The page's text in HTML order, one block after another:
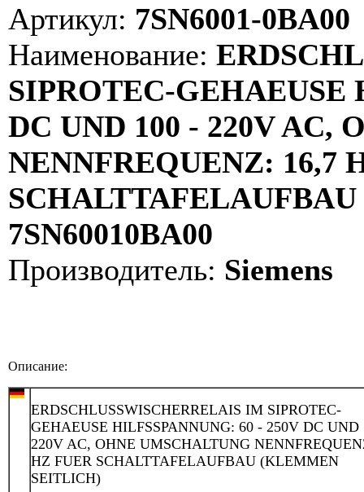
Артикул: 7SN6001-0BA00
Наименование:
SIPROTEC-GEHAEUSE
DC UND 100 - 220V AC,
NENNFREQUENZ: 16,7
7SN60010BA00
Производитель: Siemens
Описание:
ERDSCHLUSSWISCHERRELAIS IM SIPROTEC-
GEHAEUSE HILFSSPANNUNG: 60 - 250V DC UND
220V AC, OHNE UMSCHALTUNG
HZ FUER SCHALTTAFELAUFBAU (KLEMMEN
SEITLICH)